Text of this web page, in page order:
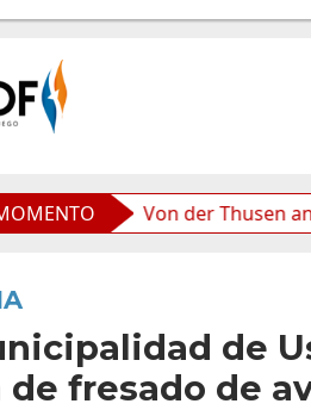
Von der Thusen anunció la
de
de fresado de